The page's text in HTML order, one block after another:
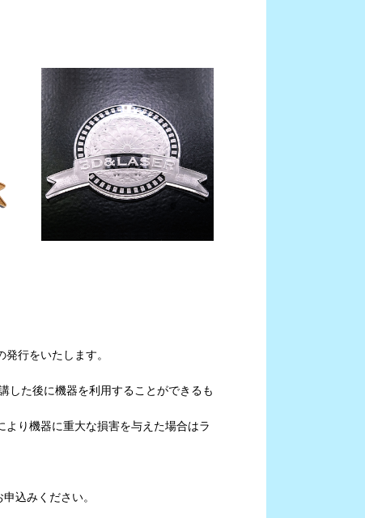
行をいたします。
した後に機器を利用することができるも
り機器に重大な損害を与えた場合はラ
込みください。